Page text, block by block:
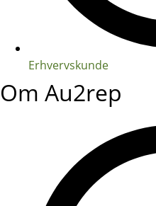
Erhvervskunde
Om Au2rep